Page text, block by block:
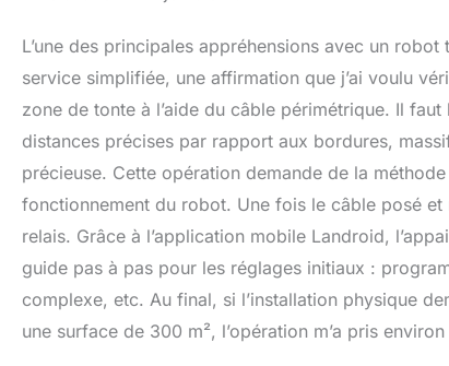
L’une des principales appréhensions avec un
service simplifiée, une affirmation que j’ai voulu
zone de tonte à l’aide du câble périmétrique. Il
distances précises par rapport aux bordures,
précieuse. Cette opération demande de la
fonctionnement du robot. Une fois le câble posé
relais. Grâce à l’application mobile Landroid,
guide pas à pas pour les réglages initiaux :
complexe, etc. Au final, si l’installation physique
une surface de 300 m², l’opération m’a pris